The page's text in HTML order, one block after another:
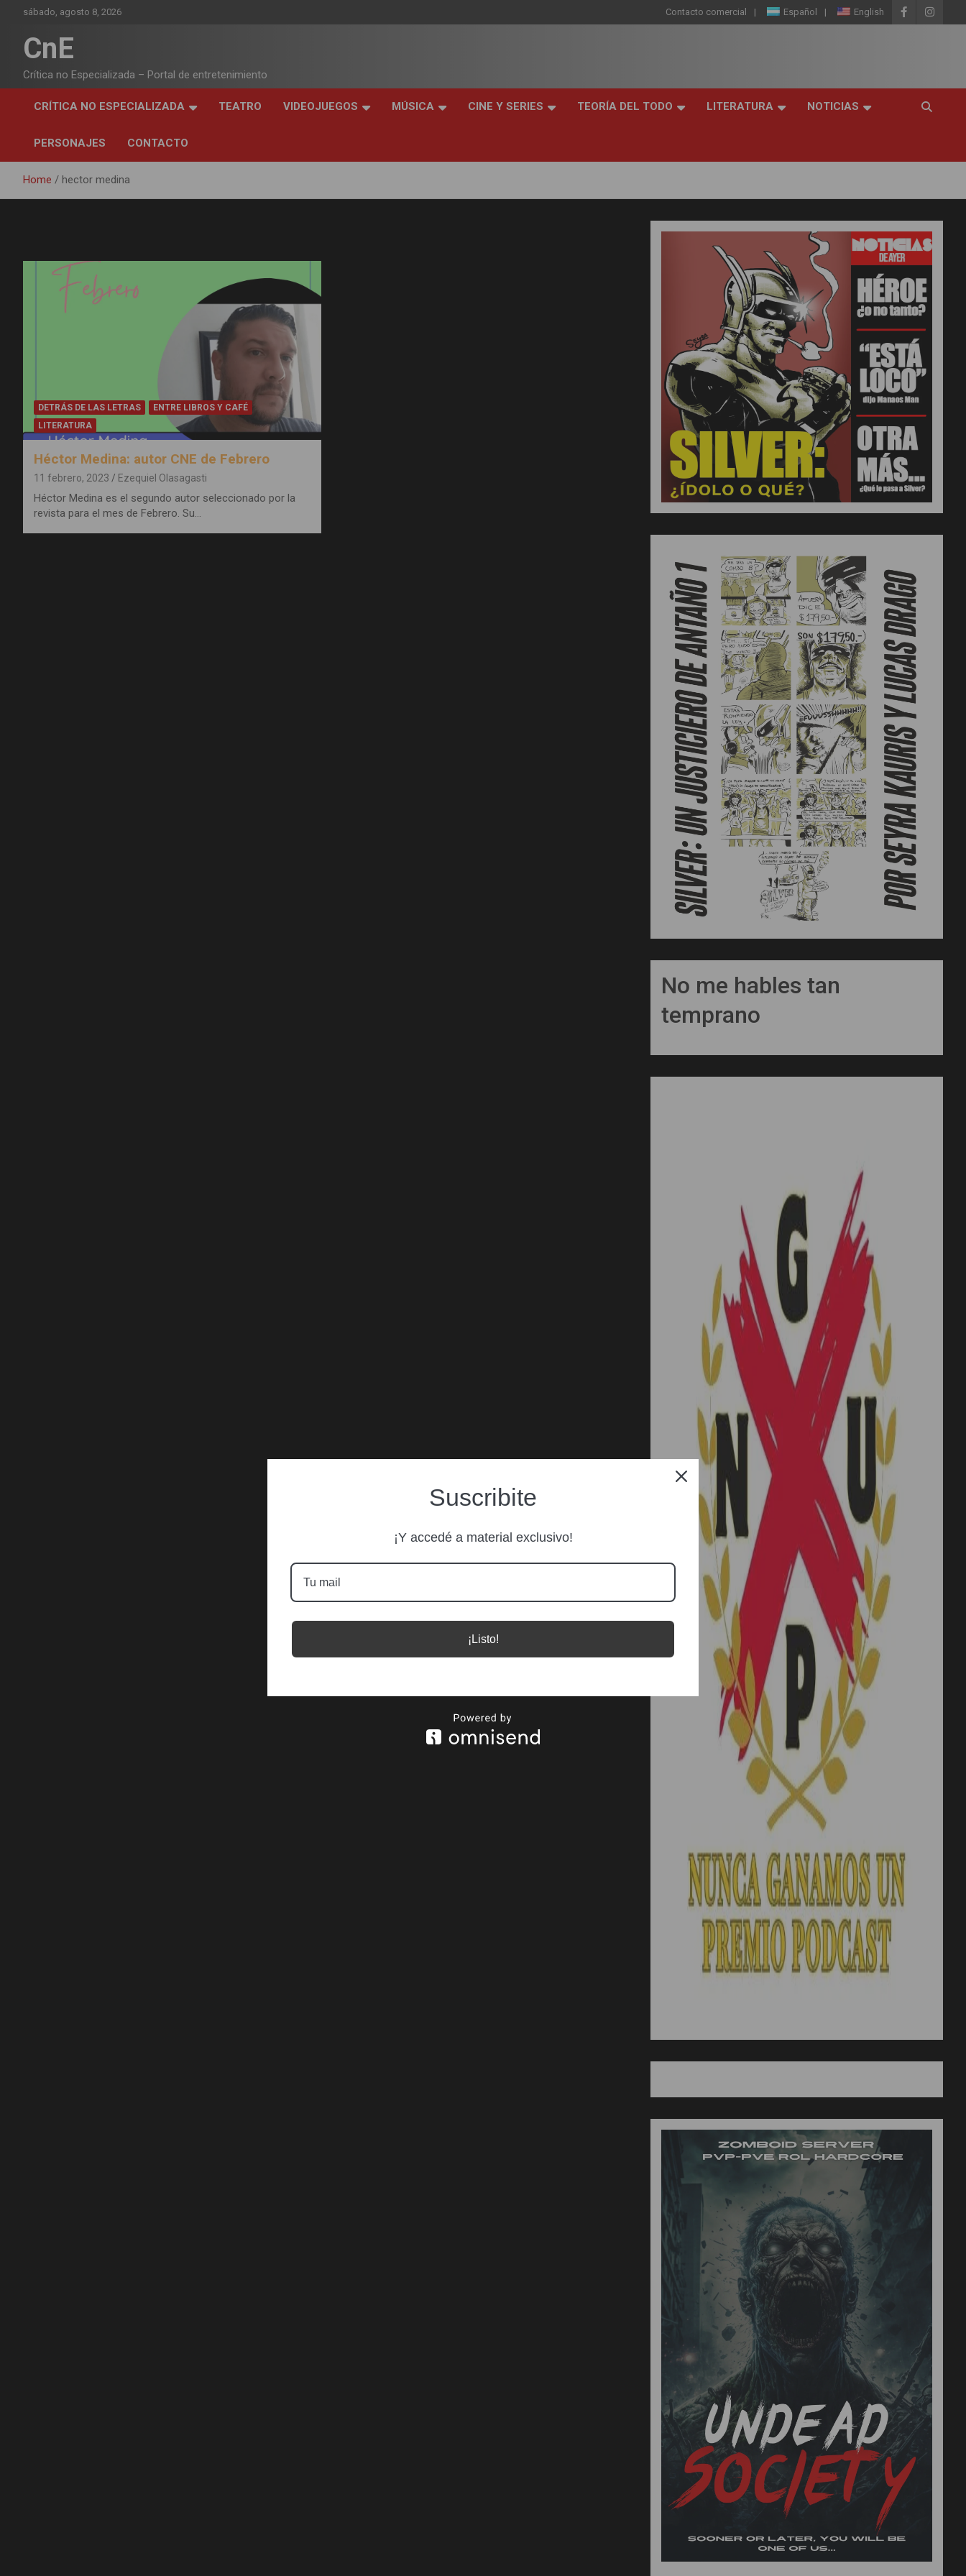
content
sábado, agosto 8, 2026 Contacto comercial Español English
CnE
Crítica no Especializada – Portal de entretenimiento
CRÍTICA NO ESPECIALIZADA TEATRO VIDEOJUEGOS MÚSICA CINE Y SERIES TEORÍA DEL TODO LITERATURA NOTICIAS
PERSONAJES CONTACTO
Home hector medina
DETRÁS DE LAS LETRAS
ENTRE LIBROS Y CAFÉ
LITERATURA
Héctor Medina: autor CNE de Febrero
11 febrero, 2023 Ezequiel Olasagasti
Héctor Medina es el segundo autor seleccionado por la
revista para el mes de Febrero. Su…
No me hables tan
temprano
Suscribite
¡Y accedé a material exclusivo!
¡Listo!